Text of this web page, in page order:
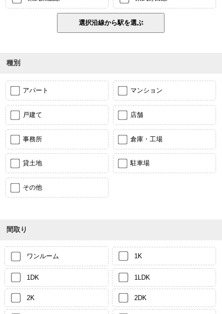
種別
アパート マンション
戸建て 店舗
事務所 倉庫・工場
貸土地 駐車場
その他
間取り
ワンルーム 1K
1DK 1LDK
2K 2DK